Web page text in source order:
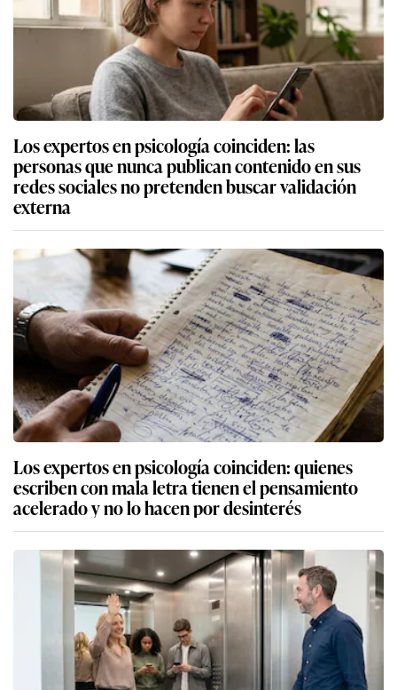
Los expertos en psicología coinciden: las
personas que nunca publican contenido en sus
redes sociales no pretenden buscar validación
externa
Los expertos en psicología coinciden: quienes
escriben con mala letra tienen el pensamiento
acelerado y no lo hacen por desinterés